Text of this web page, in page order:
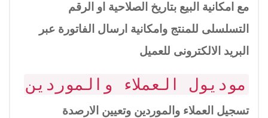
مع امكانية البيع بتاريخ الصلاحية او الرقم
التسلسلى للمنتج وامكانية ارسال الفاتورة عبر
البريد الالكترونى للعميل
موديول العملاء والموردين
تسجيل العملاء والموردين وتعيين الارصدة